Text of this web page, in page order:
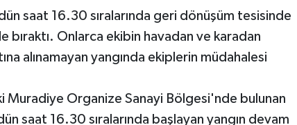
saat 16.30 sıralarında geri dönüşüm tesisinde
bıraktı. Onlarca ekibin havadan ve karadan
alınamayan yangında ekiplerin müdahalesi
Muradiye Organize Sanayi Bölgesi'nde bulunan
saat 16.30 sıralarında başlayan yangın devam